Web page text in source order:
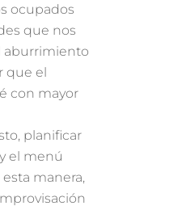
ocupados
que nos
aburrimiento
que el
con mayor
planificar
el menú
manera,